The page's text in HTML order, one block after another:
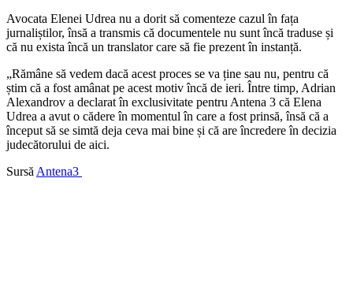
Avocata Elenei Udrea nu a dorit să comenteze cazul în fața
jurnaliștilor, însă a transmis că documentele nu sunt încă traduse și
că nu exista încă un translator care să fie prezent în instanță.
„Rămâne să vedem dacă acest proces se va ține sau nu, pentru că
știm că a fost amânat pe acest motiv încă de ieri. Între timp, Adrian
Alexandrov a declarat în exclusivitate pentru Antena 3 că Elena
Udrea a avut o cădere în momentul în care a fost prinsă, însă că a
început să se simtă deja ceva mai bine și că are încredere în decizia
judecătorului de aici.
Sursă Antena3